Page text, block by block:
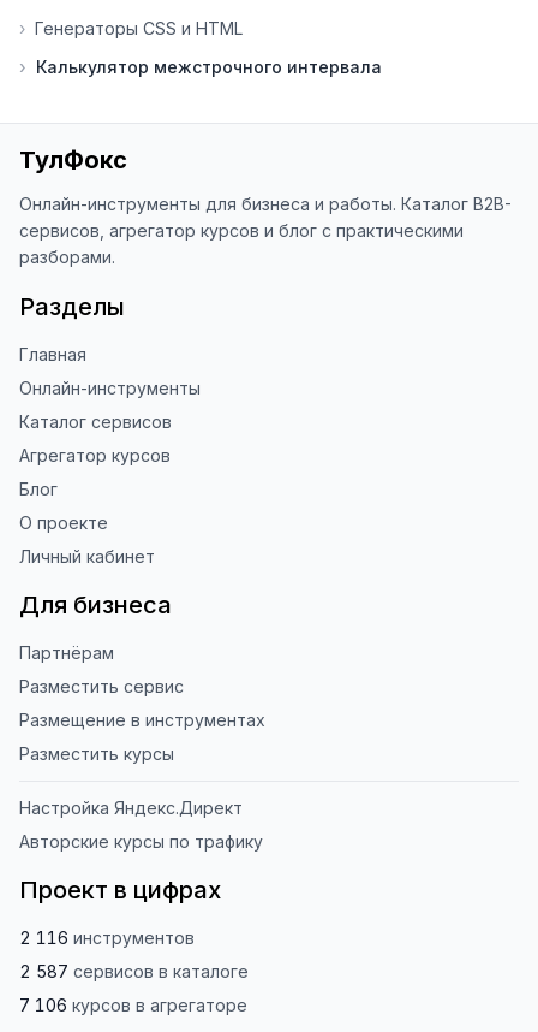
благодарен за отзыв о сайте в
наши инструменты!
Благодарю за доверие и
использование ToolFox! 🚀
› Генераторы CSS и HTML
› Калькулятор межстрочного интервала
ТулФокс
Онлайн-инструменты для бизнеса и работы. Каталог B2B-
сервисов, агрегатор курсов и блог с практическими
разборами.
Разделы
Главная
Онлайн-инструменты
Каталог сервисов
Агрегатор курсов
Блог
О проекте
Личный кабинет
Для бизнеса
Партнёрам
Разместить сервис
Размещение в инструментах
Разместить курсы
Настройка Яндекс.Директ
Авторские курсы по трафику
Проект в цифрах
2 116 инструментов
2 587 сервисов в каталоге
7 106 курсов в агрегаторе